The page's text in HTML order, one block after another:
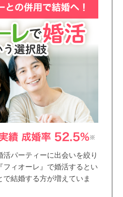
保護のため
シーマークを取得しております
活パーティーに出会いを絞り
フィオーレ』で婚活するとい
で結婚する方が増えていま